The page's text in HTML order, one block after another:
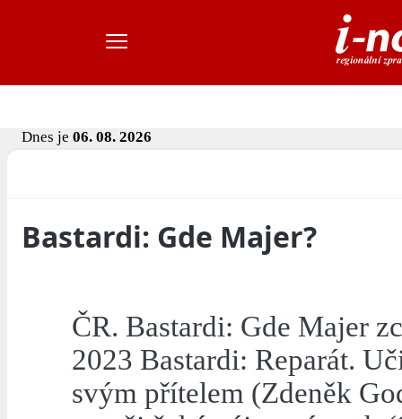
Dnes je 06. 08. 2026
Bastardi: Gde Majer?
ČR. Bastardi: Gde Majer
2023 Bastardi: Reparát.
svým přítelem (Zdeněk